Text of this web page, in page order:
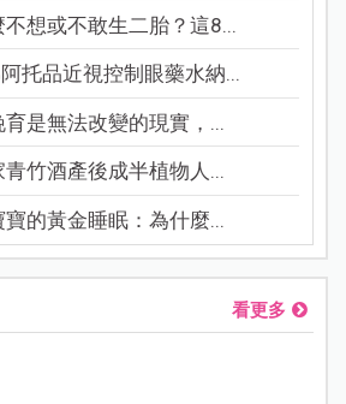
想或不敢生二胎？這8...
托品近視控制眼藥水納...
育是無法改變的現實，...
青竹酒產後成半植物人...
寶的黃金睡眠：為什麼...
看更多